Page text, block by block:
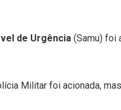
de Urgência (Samu) foi
Militar foi acionada,